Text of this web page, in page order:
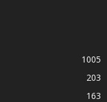
1005
203
163